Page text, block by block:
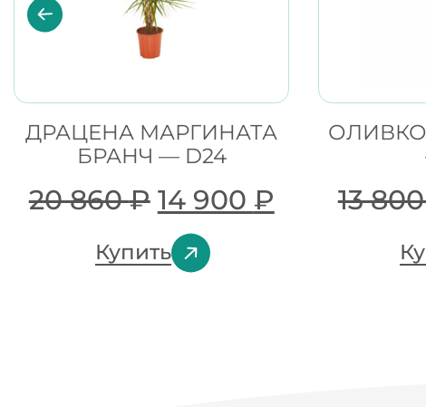
ДРАЦЕНА МАРГИНАТА
БРАНЧ — D24
20 860₽ 14 900 ₽
Купить
13